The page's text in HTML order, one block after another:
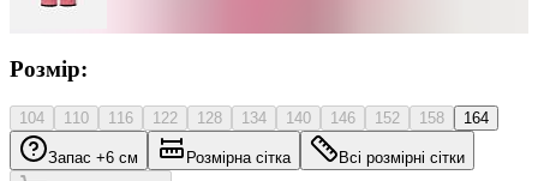
Розмір:
104 110 116 122 128 134 140 146 152 158 164
Запас +6 см Розмірна сітка Всі розмірні сітки